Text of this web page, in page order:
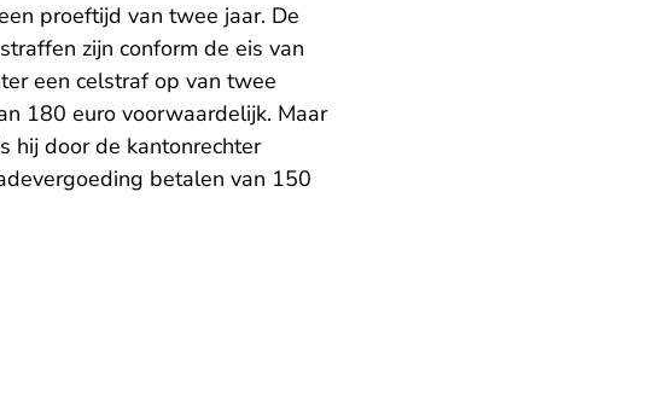
proeftijd van twee jaar. De
zijn conform de eis van
een celstraf op van twee
180 euro voorwaardelijk. Maar
hij door de kantonrechter
betalen van 150